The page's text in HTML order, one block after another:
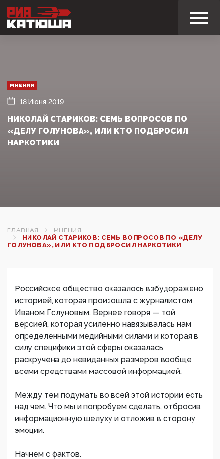
МНЕНИЯ
18 Июня 2019
НИКОЛАЙ СТАРИКОВ: СЕМЬ ВОПРОСОВ ПО
«ДЕЛУ ГОЛУНОВА», ИЛИ КТО ПОДБРОСИЛ
НАРКОТИКИ
ГЛАВНАЯ
МНЕНИЯ
НИКОЛАЙ СТАРИКОВ: СЕМЬ ВОПРОСОВ ПО «ДЕЛУ
ГОЛУНОВА», ИЛИ КТО ПОДБРОСИЛ НАРКОТИКИ
Российское общество оказалось взбудоражено
историей, которая произошла с журналистом
Иваном Голуновым. Вернее говоря — той
версией, которая усиленно навязывалась нам
определенными медийными силами и которая в
силу специфики этой сферы оказалась
раскручена до невиданных размеров вообще
всеми средствами массовой информацией.
Между тем подумать во всей этой истории есть
над чем. Что мы и попробуем сделать, отбросив
информационную шелуху и отложив в сторону
эмоции.
Начнем с фактов.